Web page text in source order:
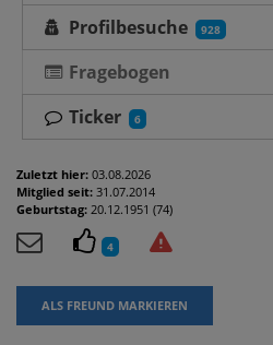
Profilbesuche 928
Fragebogen
Ticker
6
Zuletzt hier: 03.08.2026
Mitglied seit: 31.07.2014
Geburtstag: 20.12.1951 (74)
4
ALS FREUND MARKIEREN